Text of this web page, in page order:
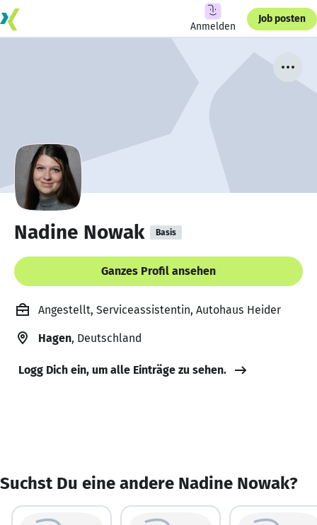
Anmelden
Job posten
Nadine Nowak Basis
Ganzes Profil ansehen
Angestellt, Serviceassistentin, Autohaus Heider
Hagen, Deutschland
Logg Dich ein, um alle Einträge zu sehen.
Suchst Du eine andere Nadine Nowak?